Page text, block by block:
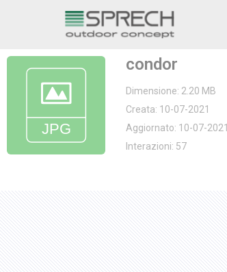
al
contenuto
condor
Dimensione: 2.20 MB
Creata: 10-07-2021
Aggiornato: 10-07-2021
Interazioni: 57